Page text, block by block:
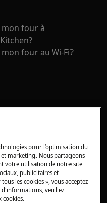
four à
four au Wi-Fi?
Fi est suffisamment
smartphone ou
réseau Wi-Fi sur la
My AEG Kitchen
pour l’optimisation du
marketing. Nous partageons
votre utilisation de notre site
publicitaires et
les cookies », vous acceptez
d'informations, veuillez
cookies.